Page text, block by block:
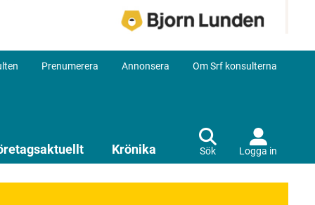
Prenumerera Annonsera Om Srf konsulterna
Krönika Sök Logga in